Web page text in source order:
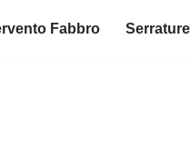
Fabbro Serrature